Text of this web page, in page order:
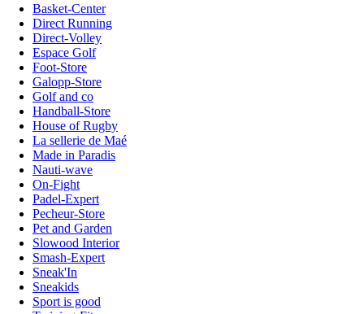
Basket-Center
Direct Running
Direct-Volley
Espace Golf
Foot-Store
Galopp-Store
Golf and co
Handball-Store
House of Rugby
La sellerie de Maé
Made in Paradis
Nauti-wave
On-Fight
Padel-Expert
Pecheur-Store
Pet and Garden
Slowood Interior
Smash-Expert
Sneak'In
Sneakids
Sport is good